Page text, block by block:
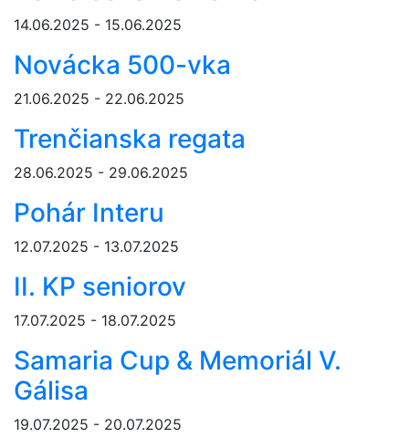
14.06.2025 - 15.06.2025
Novácka 500-vka
21.06.2025 - 22.06.2025
Trenčianska regata
28.06.2025 - 29.06.2025
Pohár Interu
12.07.2025 - 13.07.2025
II. KP seniorov
17.07.2025 - 18.07.2025
Samaria Cup & Memoriál V.
Gálisa
19.07.2025 - 20.07.2025